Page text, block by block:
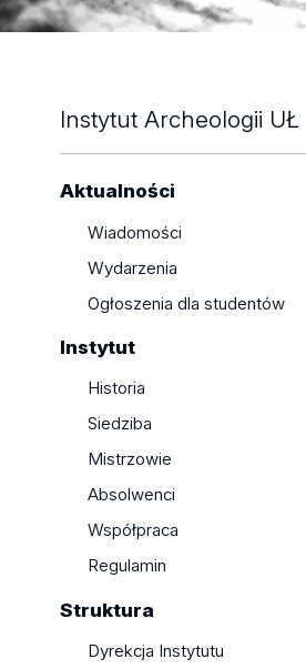
Instytut Archeologii UŁ
Aktualności
Wiadomości
Wydarzenia
Ogłoszenia dla studentów
Instytut
Historia
Siedziba
Mistrzowie
Absolwenci
Współpraca
Regulamin
Struktura
Dyrekcja Instytutu